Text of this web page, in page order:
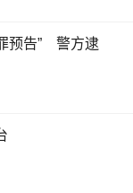
预告” 警方逮